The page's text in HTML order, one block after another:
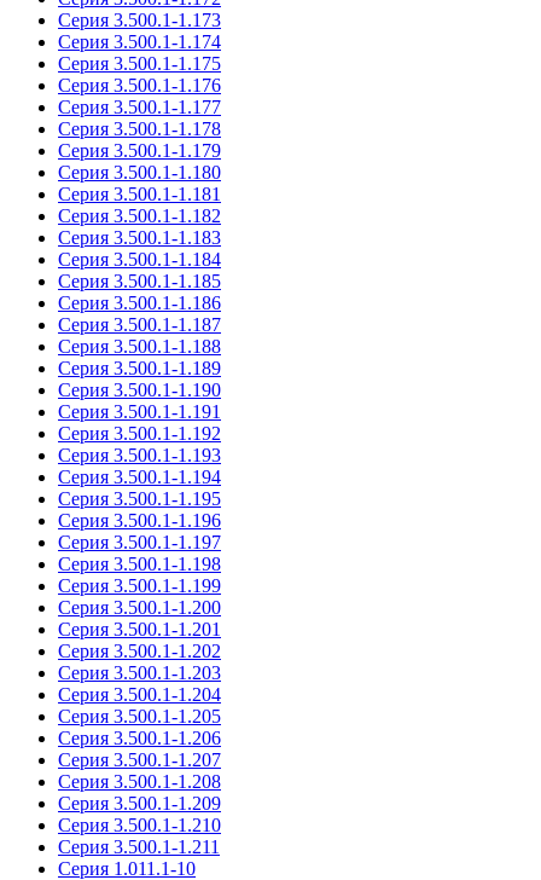
Серия 3.500.1-1.173
Серия 3.500.1-1.174
Серия 3.500.1-1.175
Серия 3.500.1-1.176
Серия 3.500.1-1.177
Серия 3.500.1-1.178
Серия 3.500.1-1.179
Серия 3.500.1-1.180
Серия 3.500.1-1.181
Серия 3.500.1-1.182
Серия 3.500.1-1.183
Серия 3.500.1-1.184
Серия 3.500.1-1.185
Серия 3.500.1-1.186
Серия 3.500.1-1.187
Серия 3.500.1-1.188
Серия 3.500.1-1.189
Серия 3.500.1-1.190
Серия 3.500.1-1.191
Серия 3.500.1-1.192
Серия 3.500.1-1.193
Серия 3.500.1-1.194
Серия 3.500.1-1.195
Серия 3.500.1-1.196
Серия 3.500.1-1.197
Серия 3.500.1-1.198
Серия 3.500.1-1.199
Серия 3.500.1-1.200
Серия 3.500.1-1.201
Серия 3.500.1-1.202
Серия 3.500.1-1.203
Серия 3.500.1-1.204
Серия 3.500.1-1.205
Серия 3.500.1-1.206
Серия 3.500.1-1.207
Серия 3.500.1-1.208
Серия 3.500.1-1.209
Серия 3.500.1-1.210
Серия 3.500.1-1.211
Серия 1.011.1-10